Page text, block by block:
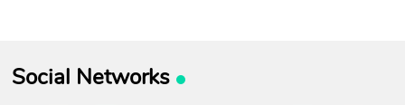
Social Networks